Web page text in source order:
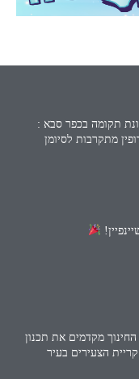
תקומה בכפר סבא :
מתקרבות לסיומן
מקדמים את תכנון
הצעירים בעיר